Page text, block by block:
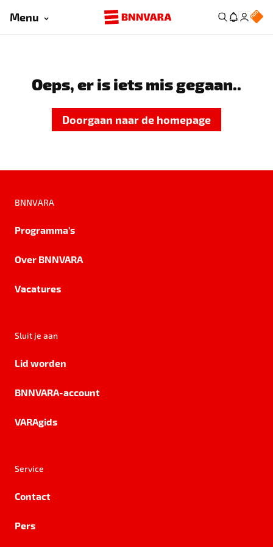
Menu
Oeps, er is iets mis gegaan..
Doorgaan naar de homepage
BNNVARA
Programma's
Over BNNVARA
Vacatures
Sluit je aan
Lid worden
BNNVARA-account
VARAgids
Service
Contact
Pers